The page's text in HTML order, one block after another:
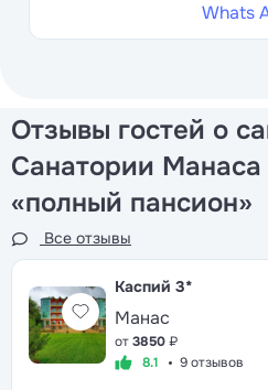
Whats
Отзывы гостей о
Санатории Манаса
«полный пансион»
Все отзывы
Каспий 3*
Манас
от3850₽
8.1
9 отзывов